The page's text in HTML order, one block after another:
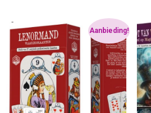
Aanbieding!